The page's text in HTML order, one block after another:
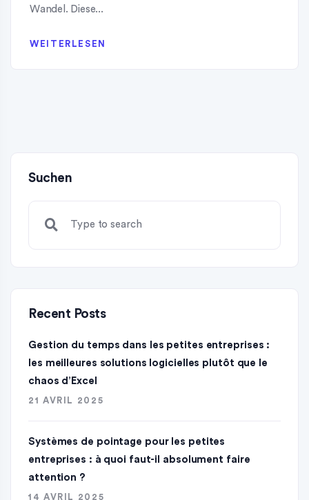
Wandel. Diese...
WEITERLESEN
Suchen
Recent Posts
Gestion du temps dans les petites entreprises :
les meilleures solutions logicielles plutôt que le
chaos d’Excel
21 AVRIL 2025
Systèmes de pointage pour les petites
entreprises : à quoi faut-il absolument faire
attention ?
14 AVRIL 2025